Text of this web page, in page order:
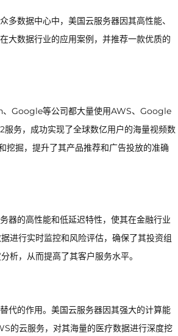
数据中心中，美国云服务器因其高性能、
大数据行业的应用案例，并推荐一款优质的
、Google等公司都大量使用AWS、Google
务，成功实现了全球数亿用户的海量视频数
掘，提升了其产品推荐和广告投放的准确
器的高性能和低延迟特性，使其在金融行业
进行实时监控和风险评估，确保了其投资组
，从而提高了其客户服务水平。
代的作用。美国云服务器因其强大的计算能
的云服务，对其海量的医疗数据进行深度挖